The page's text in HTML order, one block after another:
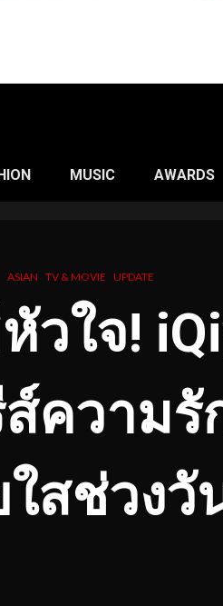
MUSIC AWARDS
ASIAN TV & MOVIE UPDATE
วใจ!
วามรั
สช่วงวั